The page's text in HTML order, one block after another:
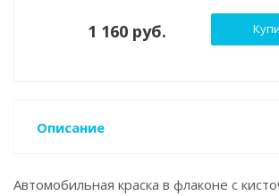
1 160 руб.
Описание
Автомобильная краска в флаконе с